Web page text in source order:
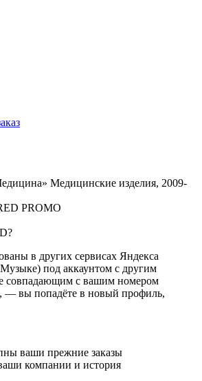
Медицинские изделия, 2009-
PROMO
в других сервисах Яндекса
под аккаунтом с другим
совпадающим с вашим номером
— вы попадёте в новый профиль,
ваши прежние заказы
компании и история